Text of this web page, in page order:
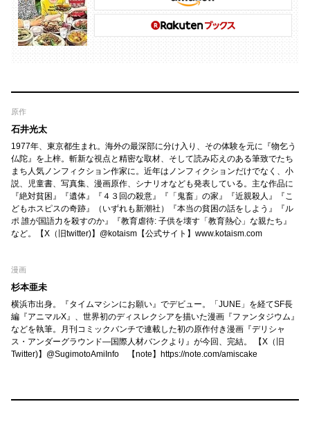
原作
石井光太
1977年、東京都生まれ。海外の最深部に分け入り、その体験を元に『物乞う
仏陀』を上梓。斬新な視点と精密な取材、そして読み応えのある筆致でたち
まち人気ノンフィクション作家に。近年はノンフィクションだけでなく、小
説、児童書、写真集、漫画原作、シナリオなども発表している。主な作品に
『絶対貧困』『遺体』『４３回の殺意』『「鬼畜」の家』『近親殺人』『こ
どもホスピスの奇跡』（いずれも新潮社）『本当の貧困の話をしよう』『ル
ポ 誰が国語力を殺すのか』『教育虐待: 子供を壊す「教育熱心」な親たち』
など。【X（旧twitter)】@kotaism【公式サイト】www.kotaism.com
漫画
杉本亜未
横浜市出身。『タイムマシンにお願い』でデビュー。「JUNE」を経てSF長
編『アニマルX』、世界初のディスレクシアを描いた漫画『ファンタジウム』
などを執筆。月刊コミックバンチで連載した初の原作付き漫画『デリシャ
ス・アンダーグラウンド—国際人材バンクより』が今回、完結。 【X（旧
Twitter)】@SugimotoAmiInfo 【note】https://note.com/amiscake